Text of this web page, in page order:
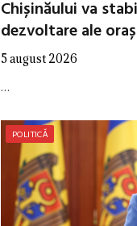
Chișinăului va
dezvoltare ale
5 august 2026
…
POLITICĂ